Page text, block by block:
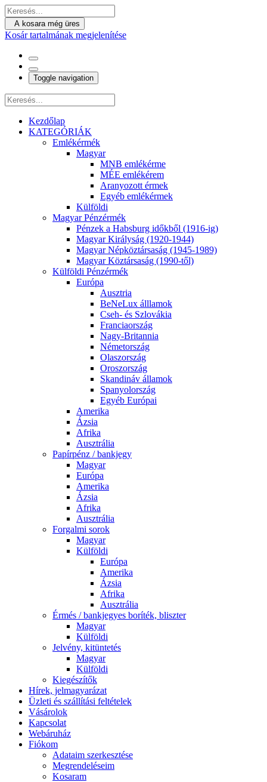
A kosara még üres
Kosár tartalmának megjelenítése
Toggle navigation
Kezdőlap
KATEGÓRIÁK
Emlékérmék
Magyar
MNB emlékérme
MÉE emlékérem
Aranyozott érmek
Egyéb emlékérmek
Külföldi
Magyar Pénzérmék
Pénzek a Habsburg időkből (1916-ig)
Magyar Királyság (1920-1944)
Magyar Népköztársaság (1945-1989)
Magyar Köztársaság (1990-től)
Külföldi Pénzérmék
Európa
Ausztria
BeNeLux álllamok
Cseh- és Szlovákia
Franciaország
Nagy-Britannia
Németország
Olaszország
Oroszország
Skandináv államok
Spanyolország
Egyéb Európai
Amerika
Ázsia
Afrika
Ausztrália
Papírpénz / bankjegy
Magyar
Európa
Amerika
Ázsia
Afrika
Ausztrália
Forgalmi sorok
Magyar
Külföldi
Európa
Amerika
Ázsia
Afrika
Ausztrália
Érmés / bankjegyes boríték, bliszter
Magyar
Külföldi
Jelvény, kitüntetés
Magyar
Külföldi
Kiegészítők
Hírek, jelmagyarázat
Üzleti és szállítási feltételek
Vásárolok
Kapcsolat
Webáruház
Fiókom
Adataim szerkesztése
Megrendeléseim
Kosaram